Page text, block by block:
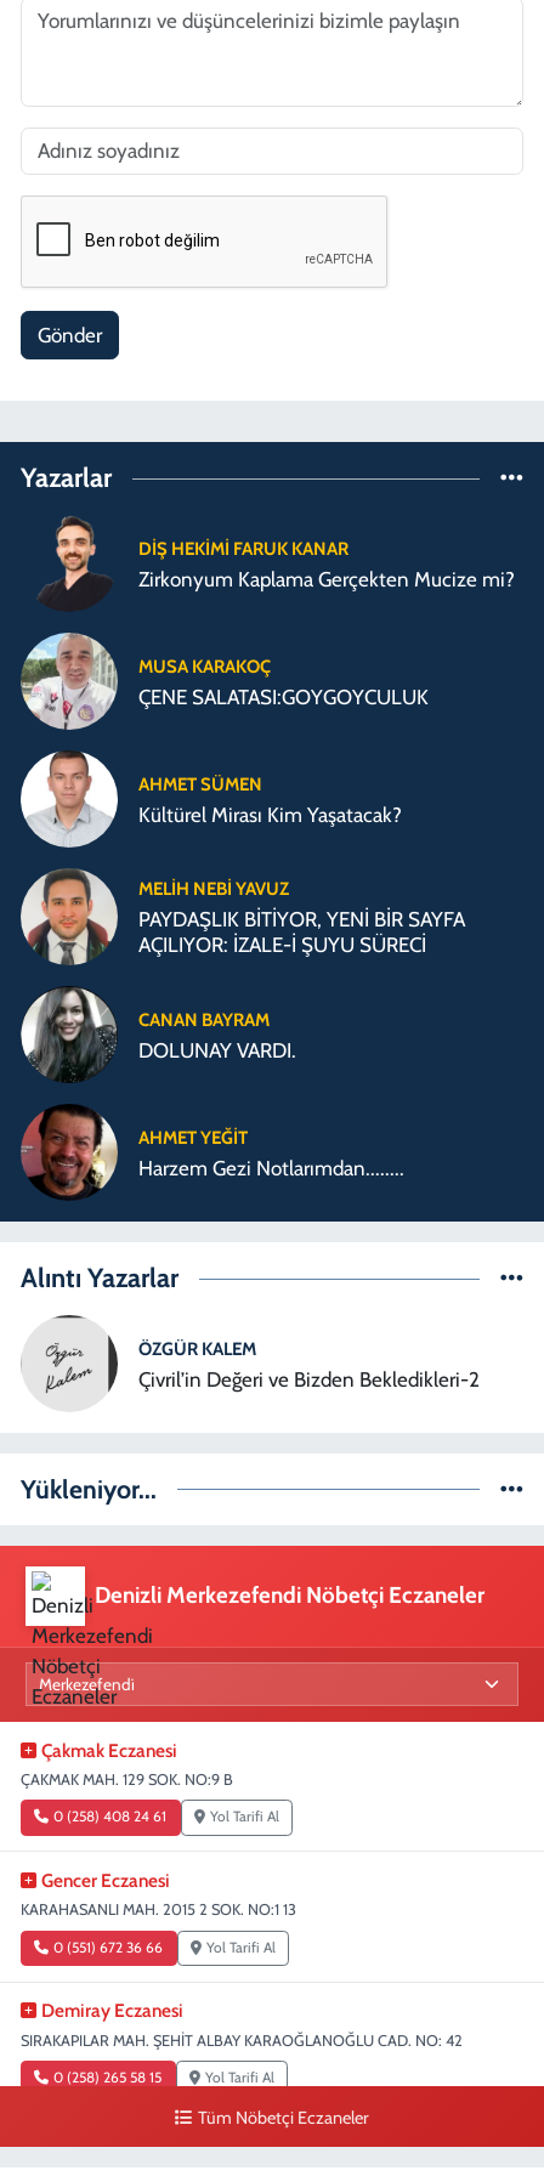
Gönder
Yazarlar
DİŞ HEKİMİ FARUK KANAR
Zirkonyum Kaplama Gerçekten Mucize mi?
MUSA KARAKOÇ
ÇENE SALATASI:GOYGOYCULUK
AHMET SÜMEN
Kültürel Mirası Kim Yaşatacak?
MELIH NEBI YAVUZ
PAYDAŞLIK BİTİYOR, YENİ BİR SAYFA
AÇILIYOR: İZALE-İ ŞUYU SÜRECİ
CANAN BAYRAM
DOLUNAY VARDI.
AHMET YEĞİT
Harzem Gezi Notlarımdan........
Alıntı Yazarlar
ÖZGÜR KALEM
Çivril’in Değeri ve Bizden Bekledikleri-2
Yükleniyor...
Denizli Merkezefendi Nöbetçi Eczaneler
Çakmak Eczanesi
ÇAKMAK MAH. 129 SOK. NO:9 B
0 (258) 408 24 61 Yol Tarifi Al
Gencer Eczanesi
KARAHASANLI MAH. 2015 2 SOK. NO:1 13
0 (551) 672 36 66 Yol Tarifi Al
Demiray Eczanesi
SIRAKAPILAR MAH. ŞEHİT ALBAY KARAOĞLANOĞLU CAD. NO: 42
0 (258) 265 58 15 Yol Tarifi Al
Denizli Eczanesi
Tüm Nöbetçi Eczaneler